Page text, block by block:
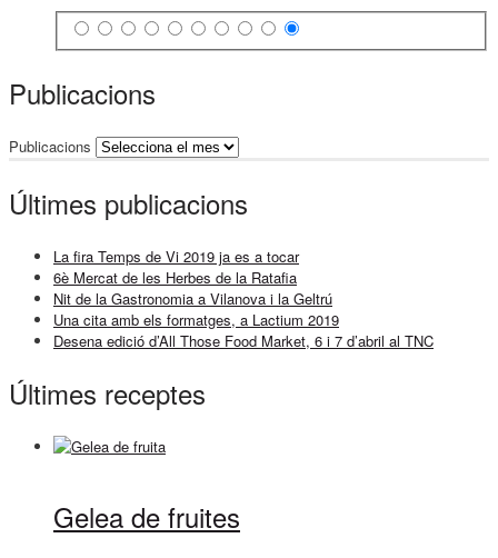
Publicacions
Publicacions
Últimes publicacions
La fira Temps de Vi 2019 ja es a tocar
6è Mercat de les Herbes de la Ratafia
Nit de la Gastronomia a Vilanova i la Geltrú
Una cita amb els formatges, a Lactium 2019
Desena edició d’All Those Food Market, 6 i 7 d’abril al TNC
Últimes receptes
Gelea de fruites